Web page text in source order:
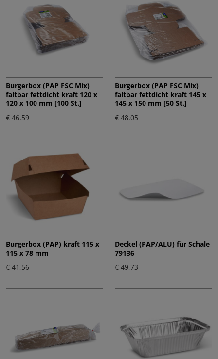
Burgerbox (PAP FSC Mix)
faltbar fettdicht kraft 120 x
120 x 100 mm [100 St.]
€ 46,59
Burgerbox (PAP FSC Mix)
faltbar fettdicht kraft 145 x
145 x 150 mm [50 St.]
€ 48,05
Burgerbox (PAP) kraft 115 x
115 x 78 mm
€ 41,56
Deckel (PAP/ALU) für Schale
79136
€ 49,73